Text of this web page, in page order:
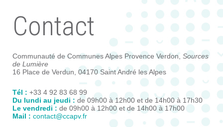
Contact
Communauté de Communes Alpes Provence Verdon, Sources
de Lumière
16 Place de Verdun, 04170 Saint André les Alpes
Tél : +33 4 92 83 68 99
Du lundi au jeudi : de 09h00 à 12h00 et de 14h00 à 17h30
Le vendredi : de 09h00 à 12h00 et de 14h00 à 17h00
Mail : contact@ccapv.fr